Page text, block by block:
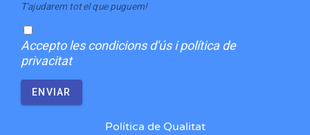
T'ajudarem tot el que puguem!
Acceptoles condicions d'ús i política de
privacitat
ENVIAR
Política de Qualitat